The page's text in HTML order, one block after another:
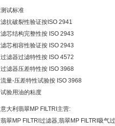
测试标准
滤抗破裂性验证按ISO 2941
滤芯结构完整性按 ISO 2943
滤芯相容性验证按 ISO 2943
过滤器过滤特性按 ISO 4572
过滤器压差特性按 ISO 3968
流量-压差特性试验按 ISO 3968
试验用油的粘度
意大利翡翠MP FILTRI主营:
翡翠MP FILTRI过滤器,翡翠MP FILTRI吸气